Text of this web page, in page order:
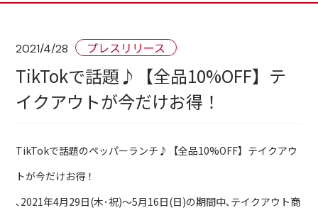
2021/4/28 プレスリリース
TikTokで話題♪【全品10%OFF】テ
イクアウトが今だけお得！
TikTokで話題のペッパーランチ♪【全品10%OFF】テイクアウ
トが今だけお得！
､2021年4月29日(木･祝)～5月16日(日)の期間中､テイクアウト商